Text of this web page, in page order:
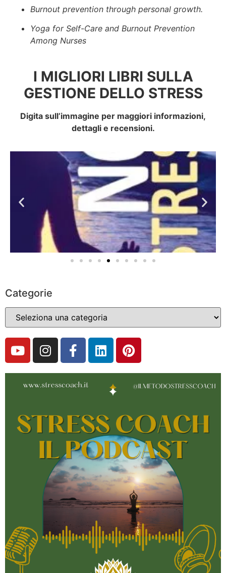
Burnout prevention through personal growth.
Yoga for Self-Care and Burnout Prevention
Among Nurses
I MIGLIORI LIBRI SULLA
GESTIONE DELLO STRESS
Digita sull’immagine per maggiori informazioni,
dettagli e recensioni.
Categorie